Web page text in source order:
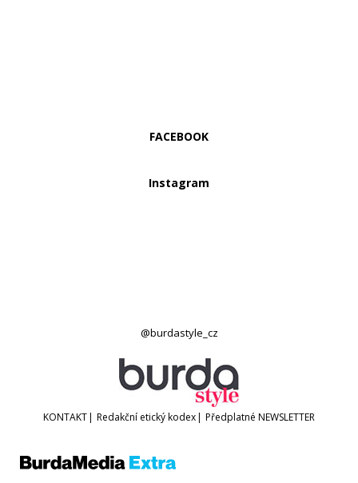
FACEBOOK
Instagram
@burdastyle_cz
KONTAKT| Redakční etický kodex| Předplatné NEWSLETTER